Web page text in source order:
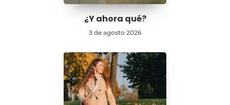
¿Y ahora qué?
3 de agosto 2026